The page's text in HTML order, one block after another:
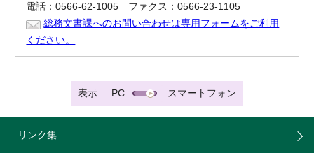
電話：0566-62-1005 ファクス：0566-23-1105
総務文書課へのお問い合わせは専用フォームをご利用
ください。
表示 PC スマートフォン
リンク集